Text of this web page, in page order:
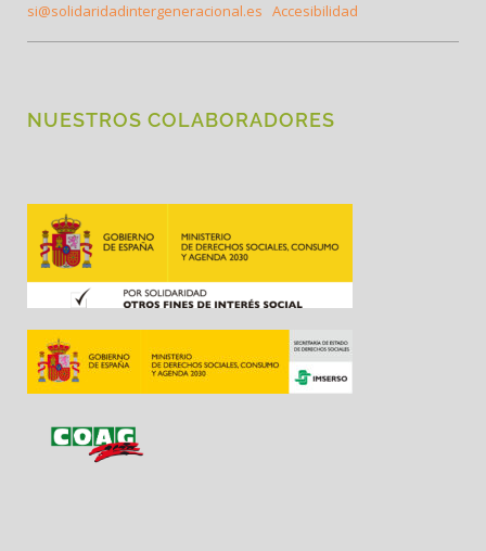
si@solidaridadintergeneracional.es Accesibilidad
NUESTROS COLABORADORES